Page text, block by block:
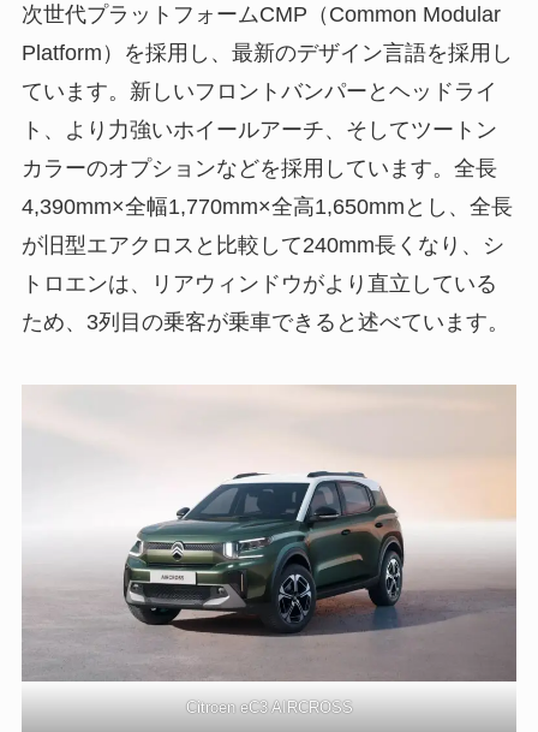
次世代プラットフォームCMP（Common Modular
Platform）を採用し、最新のデザイン言語を採用し
ています。新しいフロントバンパーとヘッドライ
ト、より力強いホイールアーチ、そしてツートン
カラーのオプションなどを採用しています。全長
4,390mm×全幅1,770mm×全高1,650mmとし、全長
が旧型エアクロスと比較して240mm長くなり、シ
トロエンは、リアウィンドウがより直立している
ため、3列目の乗客が乗車できると述べています。
Citroen eC3 AIRCROSS